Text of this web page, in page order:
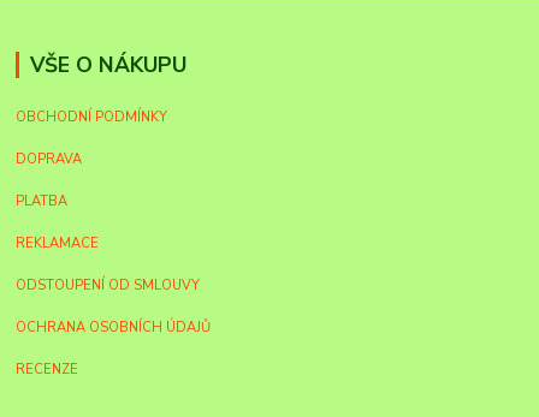
VŠE O NÁKUPU
OBCHODNÍ PODMÍNKY
DOPRAVA
PLATBA
REKLAMACE
ODSTOUPENÍ OD SMLOUVY
OCHRANA OSOBNÍCH ÚDAJŮ
RECENZE